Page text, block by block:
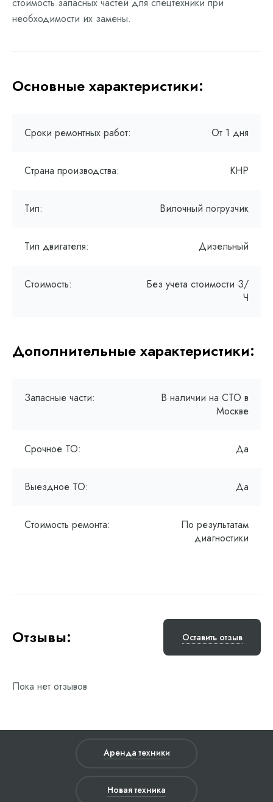
необходимости их замены.
Основные характеристики:
Сроки ремонтных работ: От 1 дня
Страна производства: КНР
Тип: Вилочный погрузчик
Тип двигателя: Дизельный
Стоимость:
Без учета стоимости З/
Ч
Дополнительные характеристики:
Запасные части:
В наличии на СТО в
Москве
Срочное ТО: Да
Выездное ТО: Да
Стоимость ремонта:
По результатам
диагностики
Отзывы: Оставить отзыв
Пока нет отзывов
Аренда техники
Новая техника